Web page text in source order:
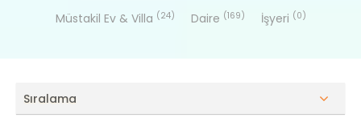
Müstakil Ev & Villa (24) Daire (169) İşyeri (0)
Sıralama